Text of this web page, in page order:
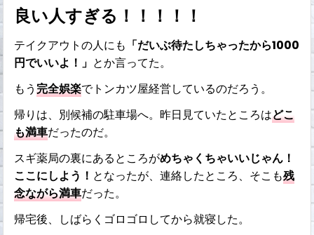
良い人すぎる！！！！！
テイクアウトの人にも 「だいぶ待たしちゃったから1000
円でいいよ！」 とか言ってた。
もう完全娯楽でトンカツ屋経営しているのだろう。
帰りは、別候補の駐車場へ。昨日見ていたところはどこ
も満車だったのだ。
スギ薬局の裏にあるところがめちゃくちゃいいじゃん！
ここにしよう！ となったが、連絡したところ、そこも残
念ながら満車だった。
帰宅後、しばらくゴロゴロしてから就寝した。